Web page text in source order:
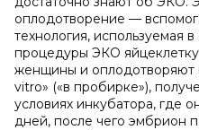
оплодотворение —
технология, используемая
процедуры ЭКО
женщины и оплодотворяют
vitro» («в пробирке»),
условиях инкубатора, где
дней, после чего эмбрион